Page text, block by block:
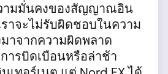
ามมั่นคงของสัญญาณอิน
ราจะไม่รับผิดชอบในความ
าจากความผิดพลาด
ารบิดเบือนหรือล่าช้า